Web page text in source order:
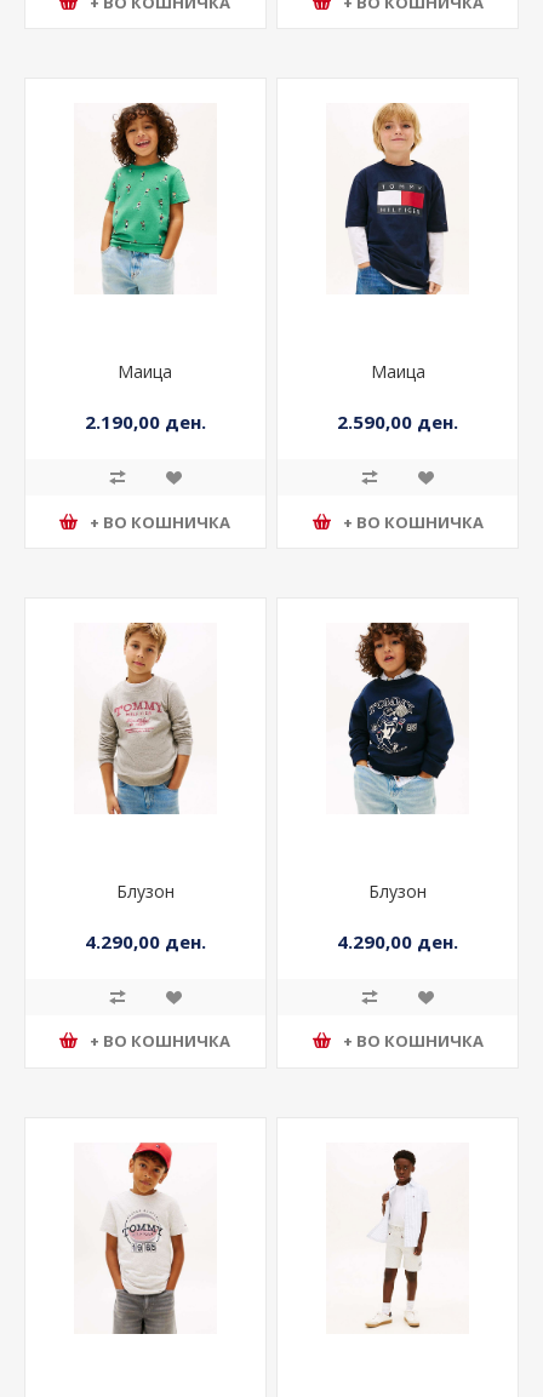
+ ВО КОШНИЧКА + ВО КОШНИЧКА
Маица
2.190,00 ден.
+ ВО КОШНИЧКА
Маица
2.590,00 ден.
+ ВО КОШНИЧКА
Блузон
4.290,00 ден.
+ ВО КОШНИЧКА
Блузон
4.290,00 ден.
+ ВО КОШНИЧКА